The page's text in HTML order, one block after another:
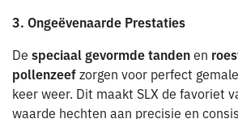
3. Ongeëvenaarde Prestaties
De speciaal gevormde tandenen
pollenzeefzorgen voor perfect
keer weer. Dit maakt SLX de favoriet
waarde hechten aan precisie en